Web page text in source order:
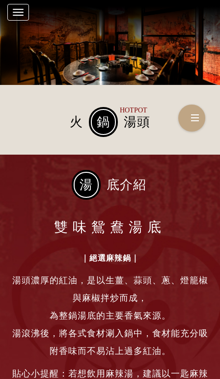
Toggle
navigation
火 鍋 湯頭
HOTPOT
湯 底介紹
雙味鴛鴦湯底
｜絕選麻辣鍋｜
湯頭濃厚的紅油，是以生薑、蒜頭、蔥、燈籠椒
與麻椒拌炒而成，
為整鍋湯底的主要香氣來源。
湯滾沸後，將各式食材涮入鍋中，食材能充分吸
附香味而不易沾上過多紅油。
貼心小提醒：若想飲用麻辣湯，建議以一匙麻辣